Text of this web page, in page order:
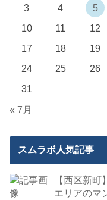
3
4 5
10
11 12
17
18 19
24
25 26
31
« 7月
スムラボ人気記事
【西区新
エリアのマ